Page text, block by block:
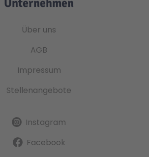
Über uns
AGB
Impressum
Stellenangebote
Instagram
Facebook